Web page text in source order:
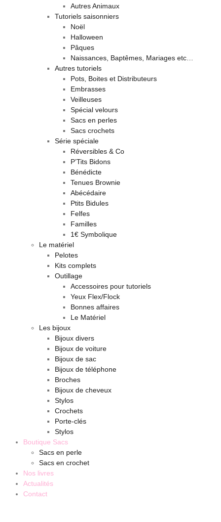
Autres Animaux
Tutoriels saisonniers
Noël
Halloween
Pâques
Naissances, Baptêmes, Mariages etc…
Autres tutoriels
Pots, Boites et Distributeurs
Embrasses
Veilleuses
Spécial velours
Sacs en perles
Sacs crochets
Série spéciale
Réversibles & Co
P’Tits Bidons
Bénédicte
Tenues Brownie
Abécédaire
Ptits Bidules
Felfes
Familles
1€ Symbolique
Le matériel
Pelotes
Kits complets
Outillage
Accessoires pour tutoriels
Yeux Flex/Flock
Bonnes affaires
Le Matériel
Les bijoux
Bijoux divers
Bijoux de voiture
Bijoux de sac
Bijoux de téléphone
Broches
Bijoux de cheveux
Stylos
Crochets
Porte-clés
Stylos
Boutique Sacs
Sacs en perle
Sacs en crochet
Nos livres
Actualités
Contact